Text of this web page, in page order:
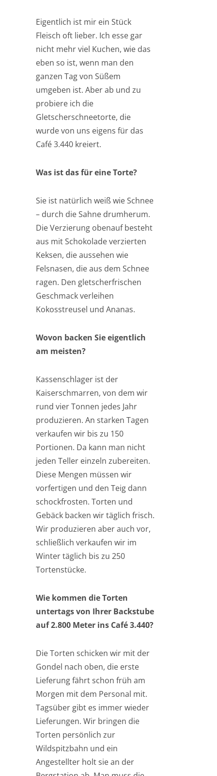
Eigentlich ist mir ein Stück
Fleisch oft lieber. Ich esse gar
nicht mehr viel Kuchen, wie das
eben so ist, wenn man den
ganzen Tag von Süßem
umgeben ist. Aber ab und zu
probiere ich die
Gletscherschneetorte, die
wurde von uns eigens für das
Café 3.440 kreiert.
Was ist das für eine Torte?
Sie ist natürlich weiß wie Schnee
– durch die Sahne drumherum.
Die Verzierung obenauf besteht
aus mit Schokolade verzierten
Keksen, die aussehen wie
Felsnasen, die aus dem Schnee
ragen. Den gletscherfrischen
Geschmack verleihen
Kokosstreusel und Ananas.
Wovon backen Sie eigentlich
am meisten?
Kassenschlager ist der
Kaiserschmarren, von dem wir
rund vier Tonnen jedes Jahr
produzieren. An starken Tagen
verkaufen wir bis zu 150
Portionen. Da kann man nicht
jeden Teller einzeln zubereiten.
Diese Mengen müssen wir
vorfertigen und den Teig dann
schockfrosten. Torten und
Gebäck backen wir täglich frisch.
Wir produzieren aber auch vor,
schließlich verkaufen wir im
Winter täglich bis zu 250
Tortenstücke.
Wie kommen die Torten
untertags von Ihrer Backstube
auf 2.800 Meter ins Café 3.440?
Die Torten schicken wir mit der
Gondel nach oben, die erste
Lieferung fährt schon früh am
Morgen mit dem Personal mit.
Tagsüber gibt es immer wieder
Lieferungen. Wir bringen die
Torten persönlich zur
Wildspitzbahn und ein
Angestellter holt sie an der